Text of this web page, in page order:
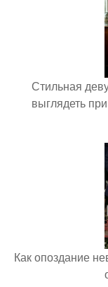
Стильная
выглядеть
Как опоздание